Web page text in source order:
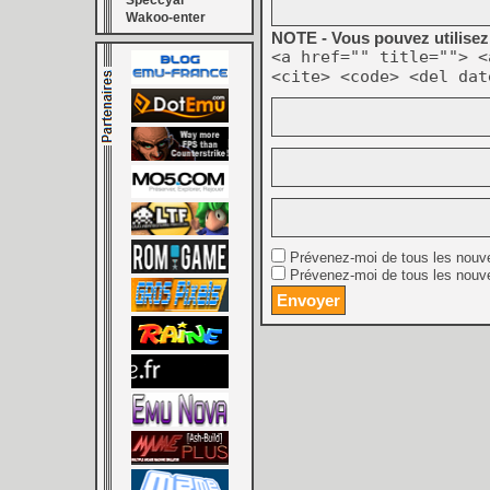
Wakoo-enter
NOTE - Vous pouvez
<a href="" title="">
<cite> <code> <del
Prévenez-moi de tous les
Prévenez-moi de tous les